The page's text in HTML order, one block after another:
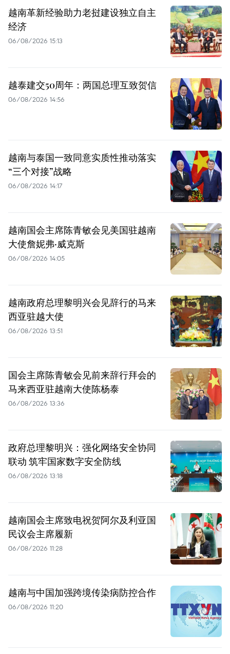
越南革新经验助力老挝建设独立自主
经济
06/08/2026 15:13
越泰建交50周年：两国总理互致贺信
06/08/2026 14:56
越南与泰国一致同意实质性推动落实
“三个对接”战略
06/08/2026 14:17
越南国会主席陈青敏会见美国驻越南
大使詹妮弗·威克斯
06/08/2026 14:05
越南政府总理黎明兴会见辞行的马来
西亚驻越大使
06/08/2026 13:51
国会主席陈青敏会见前来辞行拜会的
马来西亚驻越南大使陈杨泰
06/08/2026 13:36
政府总理黎明兴：强化网络安全协同
联动 筑牢国家数字安全防线
06/08/2026 13:18
越南国会主席致电祝贺阿尔及利亚国
民议会主席履新
06/08/2026 11:28
越南与中国加强跨境传染病防控合作
06/08/2026 11:20